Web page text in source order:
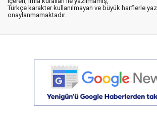
Türkçe karakter kullanılmayan ve büyük harflerle
onaylanmamaktadır.